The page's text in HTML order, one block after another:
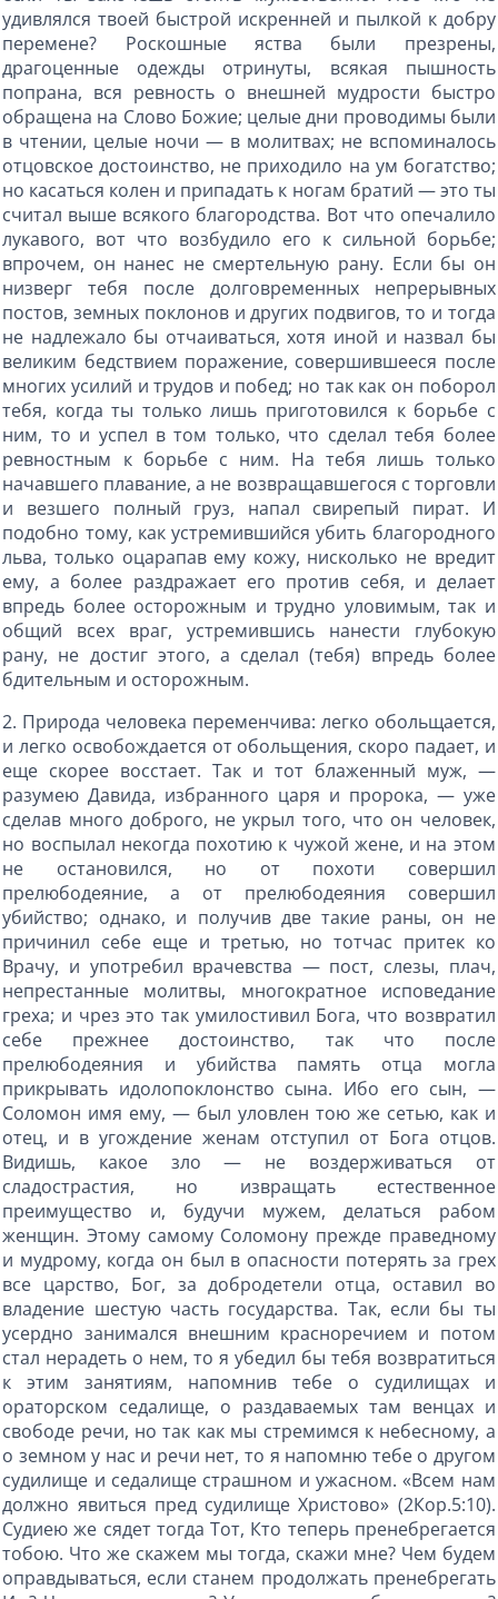
удивлялся твоей быстрой искренней и пылкой к добру
перемене? Роскошные яства были презрены,
драгоценные одежды отринуты, всякая пышность
попрана, вся ревность о внешней мудрости быстро
обращена на Слово Божие; целые дни проводимы были
в чтении, целые ночи — в молитвах; не вспоминалось
отцовское достоинство, не приходило на ум богатство;
но касаться колен и припадать к ногам братий — это ты
считал выше всякого благородства. Вот что опечалило
лукавого, вот что возбудило его к сильной борьбе;
впрочем, он нанес не смертельную рану. Если бы он
низверг тебя после долговременных непрерывных
постов, земных поклонов и других подвигов, то и тогда
не надлежало бы отчаиваться, хотя иной и назвал бы
великим бедствием поражение, совершившееся после
многих усилий и трудов и побед; но так как он поборол
тебя, когда ты только лишь приготовился к борьбе с
ним, то и успел в том только, что сделал тебя более
ревностным к борьбе с ним. На тебя лишь только
начавшего плавание, а не возвращавшегося с торговли
и везшего полный груз, напал свирепый пират. И
подобно тому, как устремившийся убить благородного
льва, только оцарапав ему кожу, нисколько не вредит
ему, а более раздражает его против себя, и делает
впредь более осторожным и трудно уловимым, так и
общий всех враг, устремившись нанести глубокую
рану, не достиг этого, а сделал (тебя) впредь более
бдительным и осторожным.
2. Природа человека переменчива: легко обольщается,
и легко освобождается от обольщения, скоро падает, и
еще скорее восстает. Так и тот блаженный муж, —
разумею Давида, избранного царя и пророка, — уже
сделав много доброго, не укрыл того, что он человек,
но воспылал некогда похотию к чужой жене, и на этом
не остановился, но от похоти совершил
прелюбодеяние, а от прелюбодеяния совершил
убийство; однако, и получив две такие раны, он не
причинил себе еще и третью, но тотчас притек ко
Врачу, и употребил врачевства — пост, слезы, плач,
непрестанные молитвы, многократное исповедание
греха; и чрез это так умилостивил Бога, что возвратил
себе прежнее достоинство, так что после
прелюбодеяния и убийства память отца могла
прикрывать идолопоклонство сына. Ибо его сын, —
Соломон имя ему, — был уловлен тою же сетью, как и
отец, и в угождение женам отступил от Бога отцов.
Видишь, какое зло — не воздерживаться от
сладострастия, но извращать естественное
преимущество и, будучи мужем, делаться рабом
женщин. Этому самому Соломону прежде праведному
и мудрому, когда он был в опасности потерять за грех
все царство, Бог, за добродетели отца, оставил во
владение шестую часть государства. Так, если бы ты
усердно занимался внешним красноречием и потом
стал нерадеть о нем, то я убедил бы тебя возвратиться
к этим занятиям, напомнив тебе о судилищах и
ораторском седалище, о раздаваемых там венцах и
свободе речи, но так как мы стремимся к небесному, а
о земном у нас и речи нет, то я напомню тебе о другом
судилище и седалище страшном и ужасном. «Всем нам
должно явиться пред судилище Христово» (2Кор.5:10).
Судиею же сядет тогда Тот, Кто теперь пренебрегается
тобою. Что же скажем мы тогда, скажи мне? Чем будем
оправдываться, если станем продолжать пренебрегать